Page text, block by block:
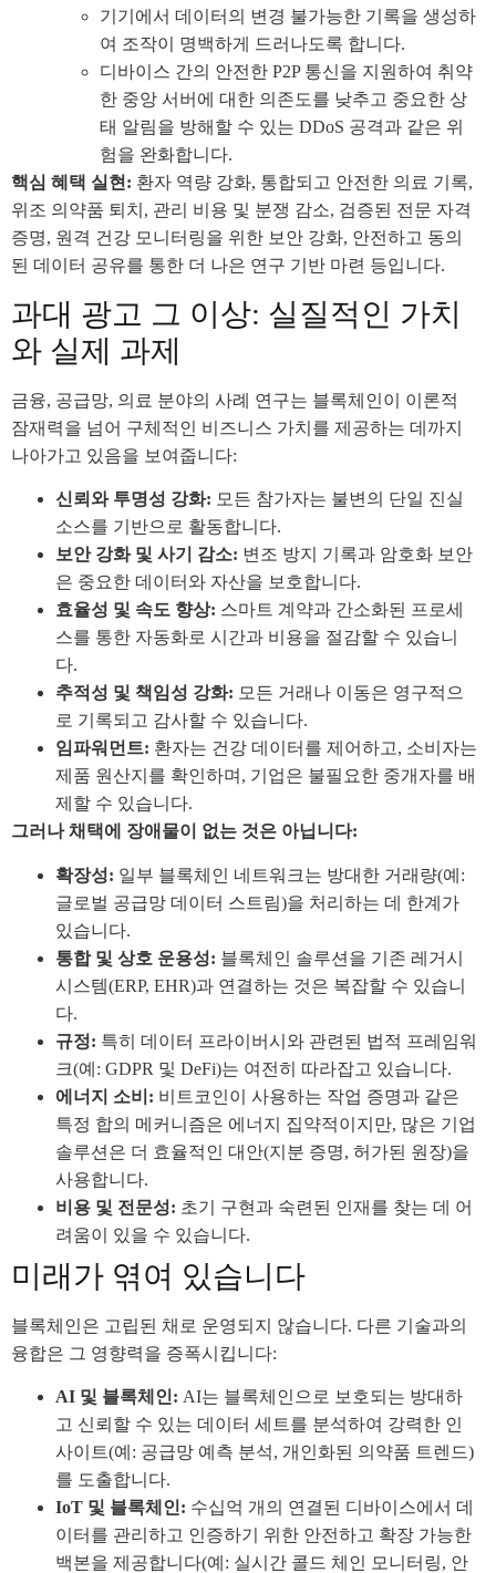
기기에서 데이터의 변경 불가능한 기록을 생성하
여 조작이 명백하게 드러나도록 합니다.
디바이스 간의 안전한 P2P 통신을 지원하여 취약
한 중앙 서버에 대한 의존도를 낮추고 중요한 상
태 알림을 방해할 수 있는 DDoS 공격과 같은 위
험을 완화합니다.
핵심 혜택 실현: 환자 역량 강화, 통합되고 안전한 의료 기록,
위조 의약품 퇴치, 관리 비용 및 분쟁 감소, 검증된 전문 자격
증명, 원격 건강 모니터링을 위한 보안 강화, 안전하고 동의
된 데이터 공유를 통한 더 나은 연구 기반 마련 등입니다.
과대 광고 그 이상: 실질적인 가치
와 실제 과제
금융, 공급망, 의료 분야의 사례 연구는 블록체인이 이론적
잠재력을 넘어 구체적인 비즈니스 가치를 제공하는 데까지
나아가고 있음을 보여줍니다:
신뢰와 투명성 강화: 모든 참가자는 불변의 단일 진실
소스를 기반으로 활동합니다.
보안 강화 및 사기 감소: 변조 방지 기록과 암호화 보안
은 중요한 데이터와 자산을 보호합니다.
효율성 및 속도 향상: 스마트 계약과 간소화된 프로세
스를 통한 자동화로 시간과 비용을 절감할 수 있습니
다.
추적성 및 책임성 강화: 모든 거래나 이동은 영구적으
로 기록되고 감사할 수 있습니다.
임파워먼트: 환자는 건강 데이터를 제어하고, 소비자는
제품 원산지를 확인하며, 기업은 불필요한 중개자를 배
제할 수 있습니다.
그러나 채택에 장애물이 없는 것은 아닙니다:
확장성: 일부 블록체인 네트워크는 방대한 거래량(예:
글로벌 공급망 데이터 스트림)을 처리하는 데 한계가
있습니다.
통합 및 상호 운용성: 블록체인 솔루션을 기존 레거시
시스템(ERP, EHR)과 연결하는 것은 복잡할 수 있습니
다.
규정: 특히 데이터 프라이버시와 관련된 법적 프레임워
크(예: GDPR 및 DeFi)는 여전히 따라잡고 있습니다.
에너지 소비: 비트코인이 사용하는 작업 증명과 같은
특정 합의 메커니즘은 에너지 집약적이지만, 많은 기업
솔루션은 더 효율적인 대안(지분 증명, 허가된 원장)을
사용합니다.
비용 및 전문성: 초기 구현과 숙련된 인재를 찾는 데 어
려움이 있을 수 있습니다.
미래가 엮여 있습니다
블록체인은 고립된 채로 운영되지 않습니다. 다른 기술과의
융합은 그 영향력을 증폭시킵니다:
AI 및 블록체인: AI는 블록체인으로 보호되는 방대하
고 신뢰할 수 있는 데이터 세트를 분석하여 강력한 인
사이트(예: 공급망 예측 분석, 개인화된 의약품 트렌드)
를 도출합니다.
IoT 및 블록체인: 수십억 개의 연결된 디바이스에서 데
이터를 관리하고 인증하기 위한 안전하고 확장 가능한
백본을 제공합니다(예: 실시간 콜드 체인 모니터링, 안